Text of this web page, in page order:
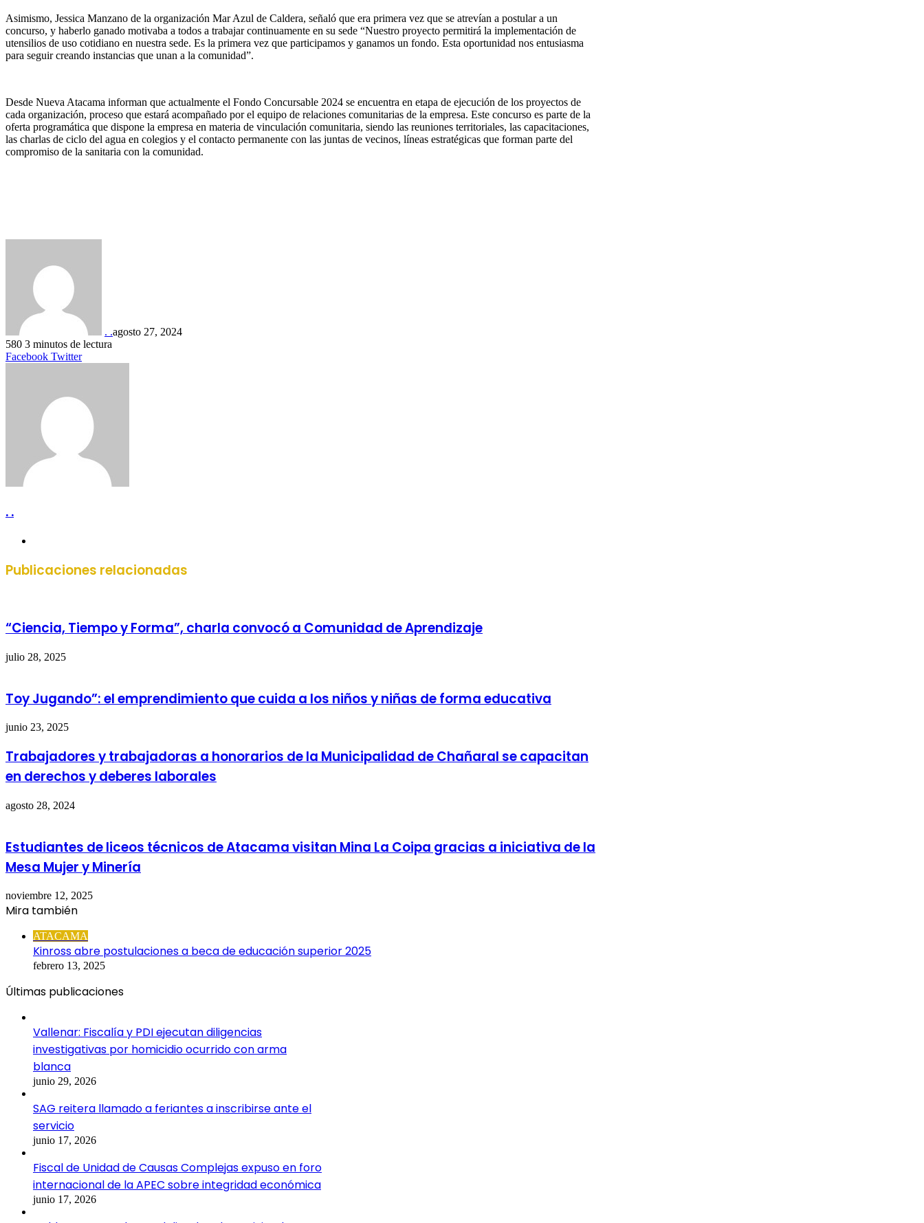
Asimismo, Jessica Manzano de la organización Mar Azul de Caldera, señaló que era primera vez que se atrevían a postular a un
concurso, y haberlo ganado motivaba a todos a trabajar continuamente en su sede “Nuestro proyecto permitirá la implementación de
utensilios de uso cotidiano en nuestra sede. Es la primera vez que participamos y ganamos un fondo. Esta oportunidad nos entusiasma
para seguir creando instancias que unan a la comunidad”.
Desde Nueva Atacama informan que actualmente el Fondo Concursable 2024 se encuentra en etapa de ejecución de los proyectos de
cada organización, proceso que estará acompañado por el equipo de relaciones comunitarias de la empresa. Este concurso es parte de la
oferta programática que dispone la empresa en materia de vinculación comunitaria, siendo las reuniones territoriales, las capacitaciones,
las charlas de ciclo del agua en colegios y el contacto permanente con las juntas de vecinos, líneas estratégicas que forman parte del
compromiso de la sanitaria con la comunidad.
. .agosto 27, 2024
580 3 minutos de lectura
Facebook TwitterLinkedIn
Tumblr
Pinterest
Reddit
VKontakte
Compartir
Imprimir
. .
Publicaciones relacionadas
“Ciencia, Tiempo y Forma”, charla convocó a Comunidad de Aprendizaje
julio 28, 2025
Toy Jugando”: el emprendimiento que cuida a los niños y niñas de forma educativa
junio 23, 2025
Trabajadores y trabajadoras a honorarios de la Municipalidad de Chañaral se capacitan
en derechos y deberes laborales
agosto 28, 2024
Estudiantes de liceos técnicos de Atacama visitan Mina La Coipa gracias a iniciativa de la
Mesa Mujer y Minería
noviembre 12, 2025
Mira también
ATACAMA
Kinross abre postulaciones a beca de educación superior 2025
febrero 13, 2025
Últimas publicaciones
Vallenar: Fiscalía y PDI ejecutan diligencias
investigativas por homicidio ocurrido con arma
blanca
junio 29, 2026
SAG reitera llamado a feriantes a inscribirse ante el
servicio
junio 17, 2026
Fiscal de Unidad de Causas Complejas expuso en foro
internacional de la APEC sobre integridad económica
junio 17, 2026